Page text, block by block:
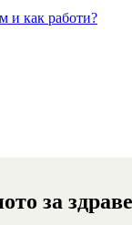
и как работи?
за